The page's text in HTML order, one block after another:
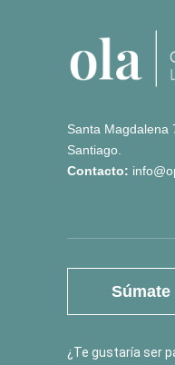
Santa Magdalena
Santiago.
Contacto:
Súmate
¿Te gustaría ser